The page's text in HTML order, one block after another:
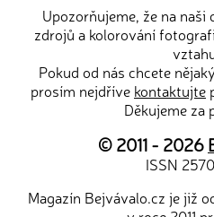
Upozorňujeme, že na
zdrojů a kolorování
Pokud od nás chcete
prosím nejdříve kontaktujte
Děkujeme za
© 2011 - 2026
ISSN
Magazín Bejvávalo.cz je již